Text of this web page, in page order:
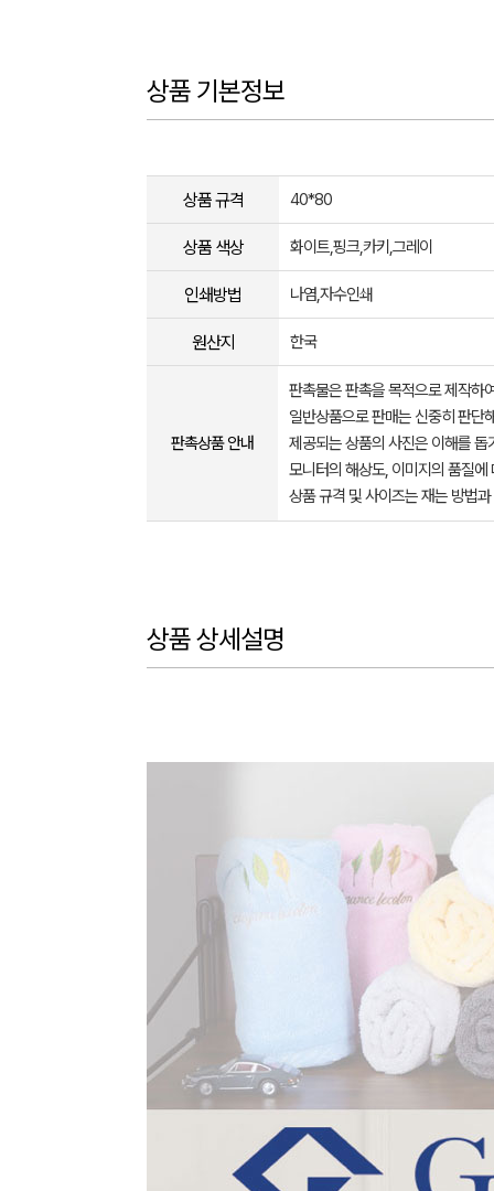
상품 기본정보
상품 규격 40*80
상품 색상 화이트,핑크,카키,그레이
인쇄방법 나염,자수인쇄
원산지 한국
판촉상품 안내
판촉물은 판촉을 목적으로 제작하
일반상품으로 판매는 신중히 판단
제공되는 상품의 사진은 이해를
모니터의 해상도, 이미지의 품질
상품 규격 및 사이즈는 재는 방법
상품 상세설명